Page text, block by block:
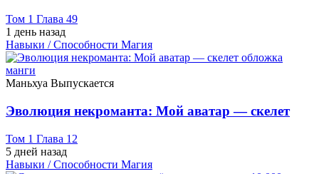
Том 1 Глава 49
1 день назад
Навыки / Способности Магия
Маньхуа Выпускается
Эволюция некроманта: Мой аватар — скелет
Том 1 Глава 12
5 дней назад
Навыки / Способности Магия